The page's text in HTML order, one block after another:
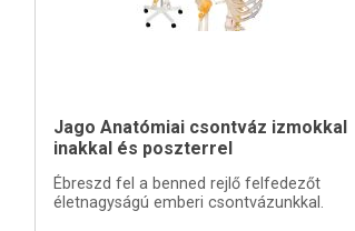
Jago Anatómiai csontváz izmokkal
inakkal és poszterrel
Ébreszd fel a benned rejlő felfedezőt
életnagyságú emberi csontvázunkkal.